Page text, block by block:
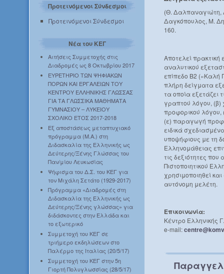
Προτεινόμενοι Σύνδεσμοι
Προτεινόμενοι Σύνδεσμοι
Νέα του ΚΕΓ
Αιτήσεις Συμμετοχής στις
Διαδρομές ως 8 Οκτωβρίου 2017
ΕΥΡΕΤΗΡΙΟ ΤΩΝ ΨΗΦΙΑΚΩΝ
ΠΟΡΩΝ ΚΑΙ ΕΡΓΑΛΕΙΩΝ ΤΟΥ
ΚΕΝΤΡΟΥ ΕΛΛΗΝΙΚΗΣ ΓΛΩΣΣΑΣ
ΓΙΑ ΤΑ ΓΛΩΣΣΙΚΑ ΜΑΘΗΜΑΤΑ
ΓΥΜΝΑΣΙΟΥ – ΛΥΚΕΙΟΥ
ΣΧΟΛΙΚΟ ΕΤΟΣ 2017-2018
Εξ αποστάσεως μεταπτυχιακό
πρόγραμμα (Μ.Α.) στη
Διδασκαλία της Ελληνικής ως
Δεύτερης/Ξένης Γλώσσας του
Παν/μίου Λευκωσίας
Ψήφισμα του Δ.Σ. του ΚΕΓ για
τον Μιχάλη Σετάτο (1929-2017)
Πρόγραμμα «Διαδρομές στη
Διδασκαλία της Ελληνικής ως
Δεύτερης/Ξένης γλώσσας» για
διδάσκοντες στην Ελλάδα και
το εξωτερικό
Συμμετοχή του ΚΕΓ σε
τριήμερο εκδηλώσεων στο
Παλέρμο της Ιταλίας (20/5/17)
Συμμετοχή του ΚΕΓ στην 5η
Γιορτή Πολυγλωσσίας (28/5/17)
(Θ. Δαλπαναγιώτη,
Δαγκόπουλος, Μ.
160.
Αποτελεί
αναλυτικού
επίπεδο Β2 («Καλή
πλήρη δείγματα
τα οποία εξετάζει
γραπτού λόγου,
προφορικού
(ε) παραγωγή
ειδικά
υποψήφιους με τη
Ελληνομάθειας
τις δεξιότητες
Πιστοποιητικού
χρησιμοποιηθεί
αυτόνομη μελέτη.
Επικοινωνία:
Κέντρο Ελληνικής
e-mail: